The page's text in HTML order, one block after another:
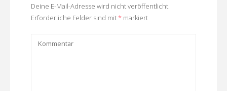
Deine E-Mail-Adresse wird nicht veröffentlicht.
Erforderliche Felder sind mit*markiert